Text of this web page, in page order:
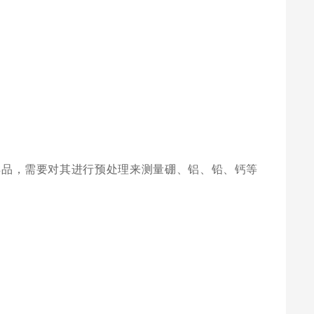
，需要对其进行预处理来测量硼、铝、铅、钙等